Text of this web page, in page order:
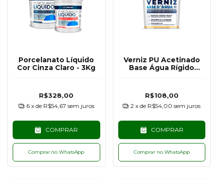
Porcelanato Líquido
Cor Cinza Claro - 3Kg
R$328,00
6 x de R$54,67 sem juros
COMPRAR
Comprar no WhatsApp
Verniz PU Acetinado
Base Água Rígido
R$108,00
2 x de R$54,00 sem juros
COMPRAR
Comprar no WhatsApp